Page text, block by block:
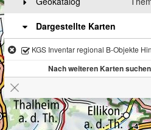
Dargestellte Karten
KGS Inventar regional B-Objekte
Nach weiteren Karten